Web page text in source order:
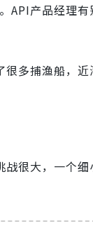
API产品经理
多捕渔船，
很大，一个